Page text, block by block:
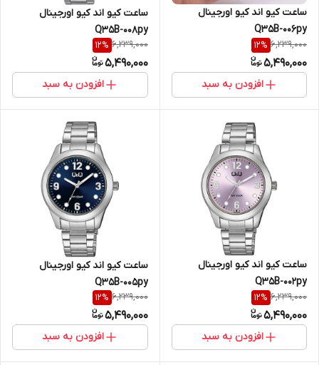
ساعت کیو اند کیو اورجینال
Q35B-006py
6,239,000
12%
5,490,000
افزودن به سبد
ساعت کیو اند کیو اورجینال
Q35B-008py
6,239,000
12%
5,490,000
افزودن به سبد
ساعت کیو اند کیو اورجینال
Q35B-002py
6,239,000
12%
5,490,000
افزودن به سبد
ساعت کیو اند کیو اورجینال
Q35B-005py
6,239,000
12%
5,490,000
افزودن به سبد